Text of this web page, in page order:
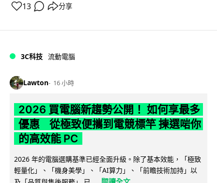
13 分享
3C科技 流動電腦
Lawton 16 小時
2026 買電腦新趨勢公開！ 如何享最多
優惠 從極致便攜到電競標竿 揀選啱你
的高效能 PC
2026 年的電腦選購基準已經全面升級。除了基本效能，「極致
輕量化」、「機身美學」、「AI算力」、「前瞻技術加持」以